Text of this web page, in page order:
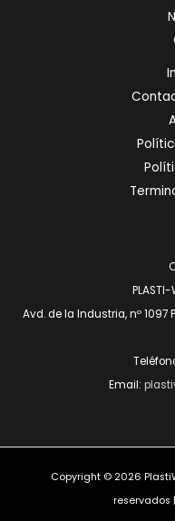
PLASTI-
Avd. de la Industria, nº 1097
Email:
Copyright © 2026
reservados